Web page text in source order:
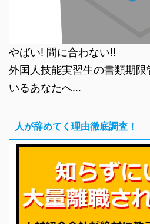
やばい! 間に合わない!!
外国人技能実習生の書類期
いるあなたへ…
人が辞めてく理由徹底調査！